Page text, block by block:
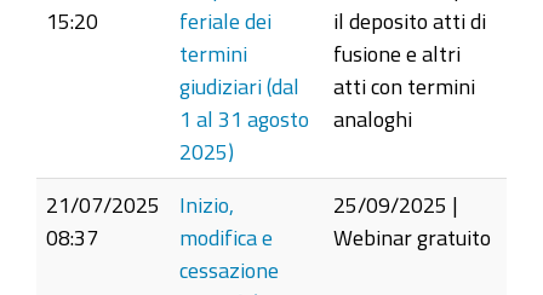
15:20
feriale dei
termini
giudiziari (dal
1 al 31 agosto
2025)
il deposito atti di
fusione e altri
atti con termini
analoghi
21/07/2025
08:37
Inizio,
modifica e
cessazione
25/09/2025 |
Webinar gratuito